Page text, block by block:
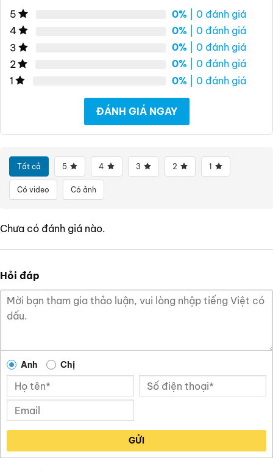
5 0% | 0 đánh giá
4
0% | 0 đánh giá
3
0% | 0 đánh giá
2
0% | 0 đánh giá
1
0% | 0 đánh giá
ĐÁNH GIÁ NGAY
Tất cả 5 4 3 2 1
Có video Có ảnh
Chưa có đánh giá nào.
Hỏi đáp
Anh Chị
GỬI